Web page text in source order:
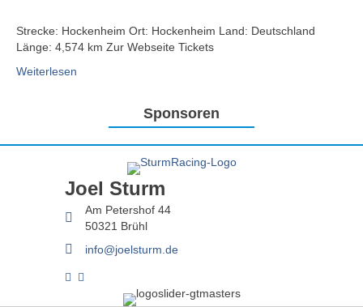
Strecke: Hockenheim Ort: Hockenheim Land: Deutschland
Länge: 4,574 km Zur Webseite Tickets
Weiterlesen
Sponsoren
Joel Sturm
Am Petershof 44
50321 Brühl
info@joelsturm.de